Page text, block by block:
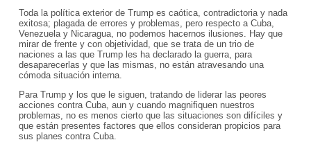
Toda la política exterior de Trump es caótica, contradictoria y nada
exitosa; plagada de errores y problemas, pero respecto a Cuba,
Venezuela y Nicaragua, no podemos hacernos ilusiones. Hay que
mirar de frente y con objetividad, que se trata de un trio de
naciones a las que Trump les ha declarado la guerra, para
desaparecerlas y que las mismas, no están atravesando una
cómoda situación interna.
Para Trump y los que le siguen, tratando de liderar las peores
acciones contra Cuba, aun y cuando magnifiquen nuestros
problemas, no es menos cierto que las situaciones son difíciles y
que están presentes factores que ellos consideran propicios para
sus planes contra Cuba.